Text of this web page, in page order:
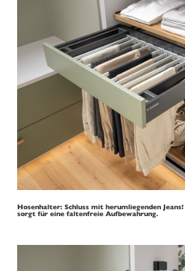
Hosenhalter: Schluss mit herumliegenden
sorgt für eine faltenfreie Aufbewahrung.